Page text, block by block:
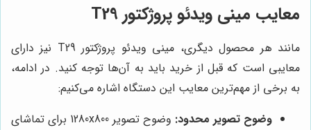
معایب مینی ویدئو پروژکتور T29
مانند هر محصول دیگری، مینی ویدئو پروژکتور T29 نیز دارای
معایبی است که قبل از خرید باید به آن‌ها توجه کنید. در ادامه،
به برخی از مهم‌ترین معایب این دستگاه اشاره می‌کنیم:
وضوح تصویر محدود:
وضوح تصویر 1280x800 برای تماشای